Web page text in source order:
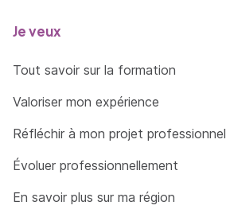
Je veux
Tout savoir sur la formation
Valoriser mon expérience
Réfléchir à mon projet professionnel
Évoluer professionnellement
En savoir plus sur ma région